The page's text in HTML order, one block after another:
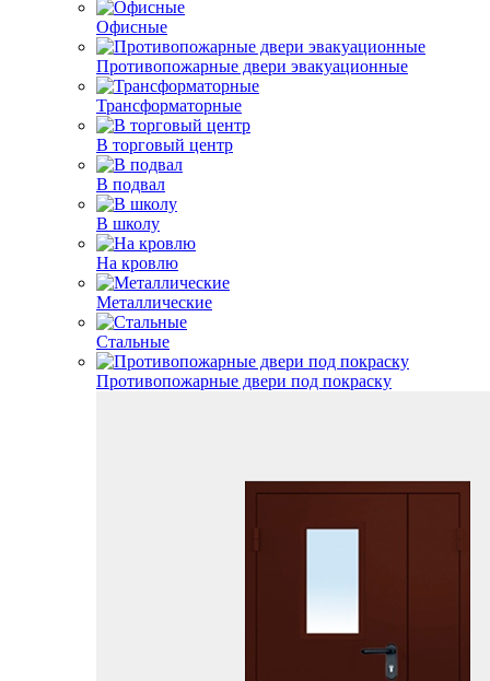
Офисные
Противопожарные двери эвакуационные
Трансформаторные
В торговый центр
В подвал
В школу
На кровлю
Металлические
Стальные
Противопожарные двери под покраску